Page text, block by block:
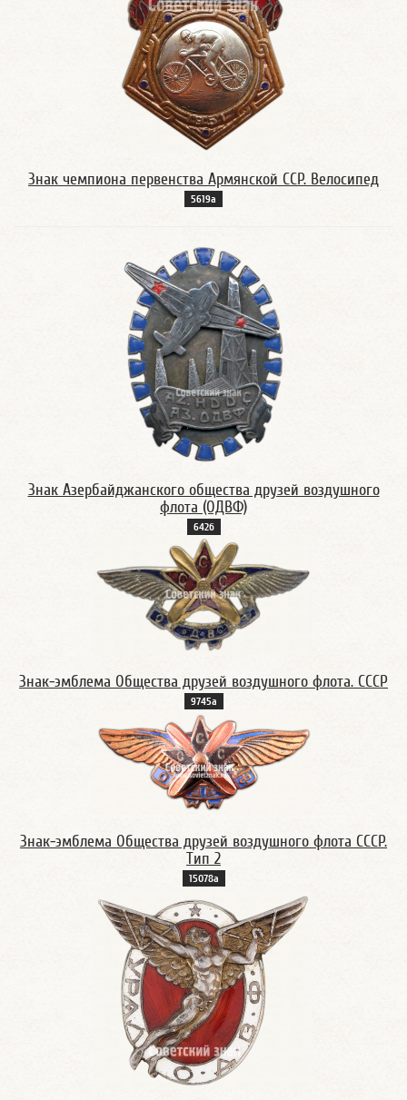
Знак чемпиона первенства Армянской ССР. Велосипед
5619а
Знак Азербайджанского общества друзей воздушного
флота (ОДВФ)
642б
Знак-эмблема Общества друзей воздушного флота. СССР
9745а
Знак-эмблема Общества друзей воздушного флота СССР.
Тип 2
15078а